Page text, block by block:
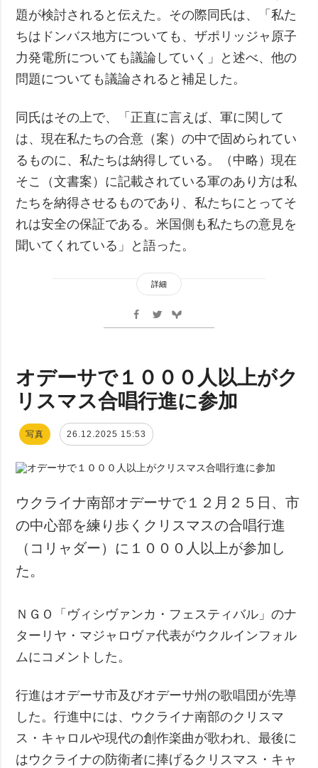
題が検討されると伝えた。その際同氏は、「私た
ちはドンバス地方についても、ザポリッジャ原子
力発電所についても議論していく」と述べ、他の
問題についても議論されると補足した。
同氏はその上で、「正直に言えば、軍に関して
は、現在私たちの合意（案）の中で固められてい
るものに、私たちは納得している。（中略）現在
そこ（文書案）に記載されている軍のあり方は私
たちを納得させるものであり、私たちにとってそ
れは安全の保証である。米国側も私たちの意見を
聞いてくれている」と語った。
詳細
オデーサで１０００人以上がク
リスマス合唱行進に参加
写真 26.12.2025 15:53
ウクライナ南部オデーサで１２月２５日、市
の中心部を練り歩くクリスマスの合唱行進
（コリャダー）に１０００人以上が参加し
た。
ＮＧＯ「ヴィシヴァンカ・フェスティバル」のナ
ターリヤ・マジャロヴァ代表がウクルインフォル
ムにコメントした。
行進はオデーサ市及びオデーサ州の歌唱団が先導
した。行進中には、ウクライナ南部のクリスマ
ス・キャロルや現代の創作楽曲が歌われ、最後に
はウクライナの防衛者に捧げるクリスマス・キャ